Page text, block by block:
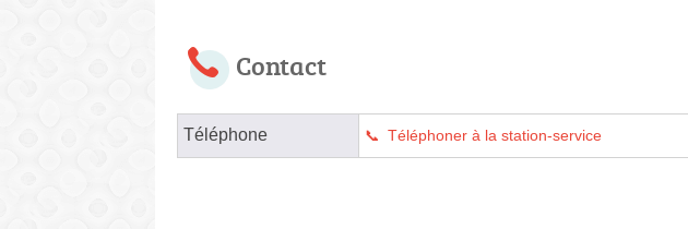
Contact
Téléphone Téléphoner à la station-service